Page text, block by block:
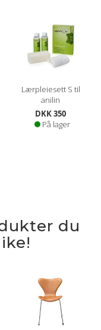
Lærpleiesett S til
anilin
DKK 350
På lager
du